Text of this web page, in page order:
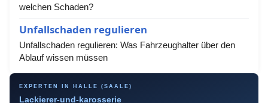
welchen Schaden?
Unfallschaden regulieren
Unfallschaden regulieren: Was Fahrzeughalter über den
Ablauf wissen müssen
EXPERTEN IN HALLE (SAALE)
Lackierer-und-karosserie